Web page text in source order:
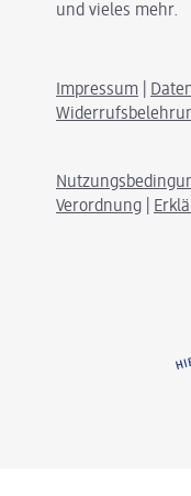
und vieles mehr.
Impressum
Verordnung